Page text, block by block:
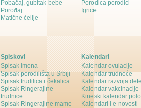
Pobačaj, gubitak bebe
Porođaj
Matične ćelije
Porodica porodici
Igrice
Spiskovi
Spisak imena
Spisak porodilišta u Srbiji
Spisak trudilica i čekalica
Spisak Ringerajine
trudnice
Spisak Ringerajine mame
Kalendari
Kalendar ovulacije
Kalendar trudnoće
Kalendar razvoja
Kalendar vakcinacije
Kineski kalendar
Kalendari i e-novosti